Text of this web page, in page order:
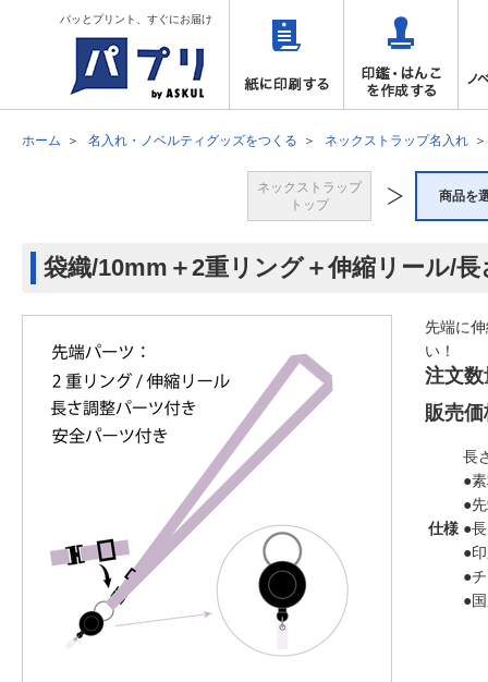
パッとプリント、すぐにお届け
ホーム 名入れ・ノベルティグッズをつくる ネックストラップ名入れ
ネックストラップ
トップ
商品を
袋織/10mm＋2重リング＋伸縮リール/
先端に
い！
注文数
販売価
仕様
長
●
●
●
●
●
●